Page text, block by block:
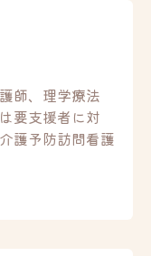
師、理学療法
要支援者に対
護予防訪問看護